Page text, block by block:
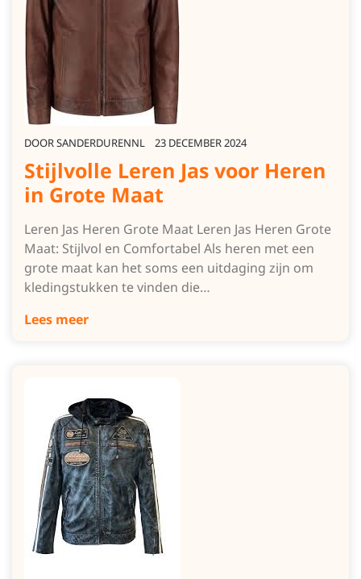
DOORSANDERDURENNL 23 DECEMBER 2024
Stijlvolle Leren Jas voor Heren
in Grote Maat
Leren Jas Heren Grote Maat Leren Jas Heren Grote
Maat: Stijlvol en Comfortabel Als heren met een
grote maat kan het soms een uitdaging zijn om
kledingstukken te vinden die…
Lees meer